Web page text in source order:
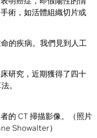
術，如活體組織切片或
的疾病。我們見到人工
研究，近期獲得了四十
。
的 CT 掃描影像。（照片
Showalter）